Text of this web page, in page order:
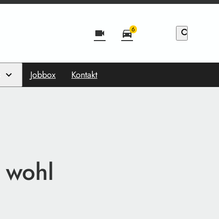
videocam directions_car6 search
Jobbox Kontakt